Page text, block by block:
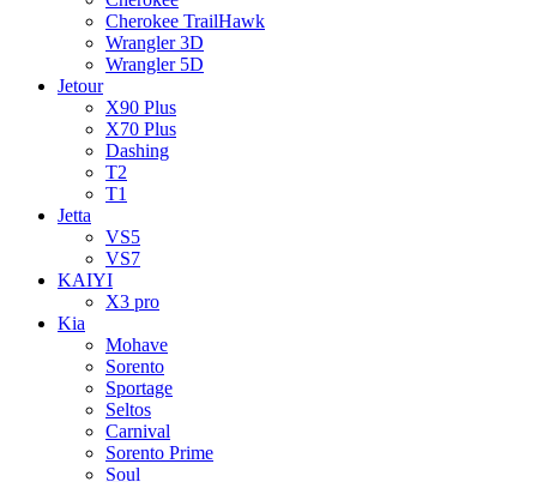
Cherokee TrailHawk
Wrangler 3D
Wrangler 5D
Jetour
X90 Plus
X70 Plus
Dashing
T2
T1
Jetta
VS5
VS7
KAIYI
X3 pro
Kia
Mohave
Sorento
Sportage
Seltos
Carnival
Sorento Prime
Soul